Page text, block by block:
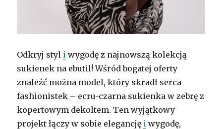
Odkryj styl i wygodę z najnowszą kolekcją
sukienek na ebutil! Wśród bogatej oferty
znaleźć można model, który skradł serca
fashionistek – ecru-czarna sukienka w zebrę z
kopertowym dekoltem. Ten wyjątkowy
projekt łączy w sobie elegancję i wygodę,